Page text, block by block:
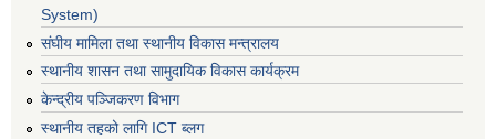
System)
संघीय मामिला तथा स्थानीय विकास मन्त्रालय
स्थानीय शासन तथा सामुदायिक विकास कार्यक्रम
केन्द्रीय पञ्जिकरण विभाग
स्थानीय तहको लागि ICT ब्लग